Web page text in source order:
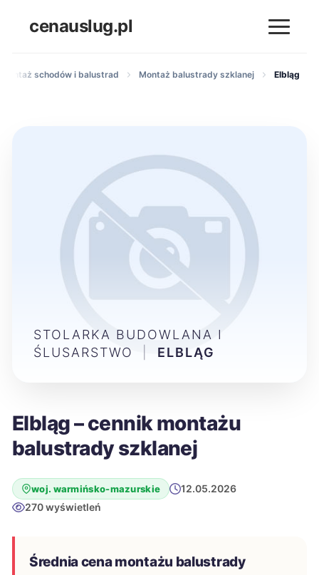
cenauslug.pl
schodów i balustrad Montaż balustrady szklanej Elbląg
Elbląg – cennik montażu
balustrady szklanej
woj. warmińsko-mazurskie
12.05.2026
270 wyświetleń
Średnia cena montażu balustrady
STOLARKA BUDOWLANA I
ŚLUSARSTWO
ELBLĄG